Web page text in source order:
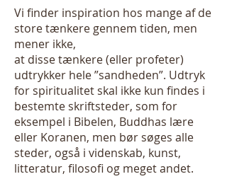
Vi finder inspiration hos mange af de
store tænkere gennem tiden, men
mener ikke,
at disse tænkere (eller profeter)
udtrykker hele ”sandheden”. Udtryk
for spiritualitet skal ikke kun findes i
bestemte skriftsteder, som for
eksempel i Bibelen, Buddhas lære
eller Koranen, men bør søges alle
steder, også i videnskab, kunst,
litteratur, filosofi og meget andet.